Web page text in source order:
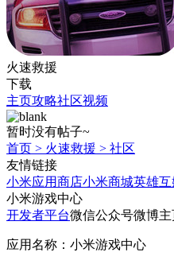
火速救援
下载
主页攻略社区视频
暂时没有帖子~
首页 > 火速救援 > 社区
友情链接
小米应用商店小米商城英雄互
小米游戏中心
开发者平台微信公众号微博主
应用名称：小米游戏中心